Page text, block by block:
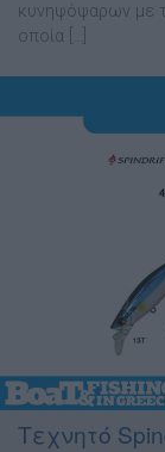
κυνηψόψαρων με
οποία […]
Tεχνητό